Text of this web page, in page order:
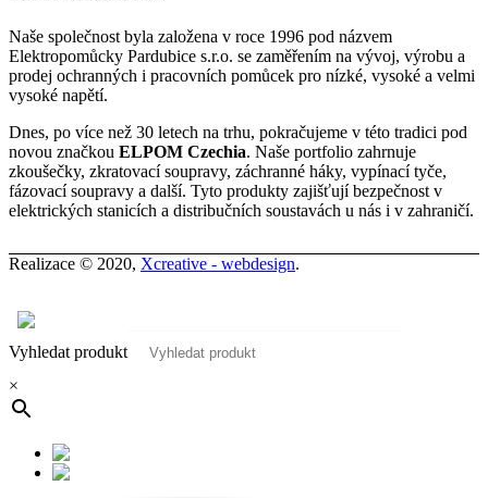
Naše společnost byla založena v roce 1996 pod názvem
Elektropomůcky Pardubice s.r.o. se zaměřením na vývoj, výrobu a
prodej ochranných i pracovních pomůcek pro nízké, vysoké a velmi
vysoké napětí.
Dnes, po více než 30 letech na trhu, pokračujeme v této tradici pod
novou značkou ELPOM Czechia. Naše portfolio zahrnuje
zkoušečky, zkratovací soupravy, záchranné háky, vypínací tyče,
fázovací soupravy a další. Tyto produkty zajišťují bezpečnost v
elektrických stanicích a distribučních soustavách u nás i v zahraničí.
Realizace © 2020, Xcreative - webdesign.
Vyhledat produkt
×